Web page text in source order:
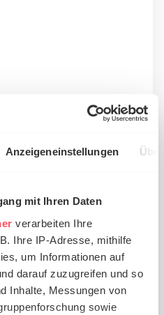
Anzeigeneinstellungen
mit Ihren Daten
verarbeiten Ihre
Ihre IP-Adresse, mithilfe
um Informationen auf
darauf zuzugreifen und so
Inhalte, Messungen von
sowie
Videos in
Revolution ist längst
Tablets, Laptops,
lassen uns always on,
dass Öffnungsraten
mit Videos viel
oder statische Bilder.
für […]